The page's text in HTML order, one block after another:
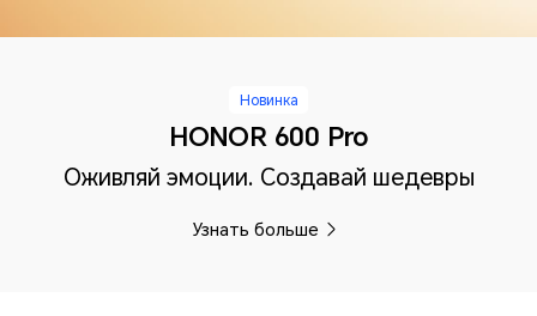
Новинка
HONOR 600 Pro
Оживляй эмоции. Создавай шедевры
Узнать больше